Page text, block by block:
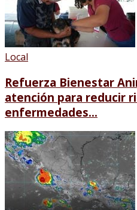
Local
Refuerza Bienestar
atención para reducir
enfermedades...